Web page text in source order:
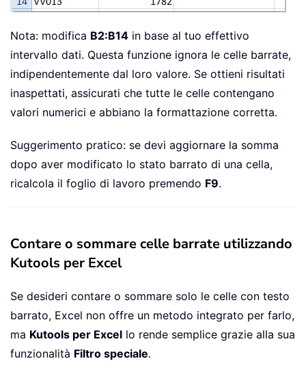
Nota: modifica B2:B14 in base al tuo effettivo
intervallo dati. Questa funzione ignora le celle barrate,
indipendentemente dal loro valore. Se ottieni risultati
inaspettati, assicurati che tutte le celle contengano
valori numerici e abbiano la formattazione corretta.
Suggerimento pratico: se devi aggiornare la somma
dopo aver modificato lo stato barrato di una cella,
ricalcola il foglio di lavoro premendo F9.
Contare o sommare celle barrate utilizzando
Kutools per Excel
Se desideri contare o sommare solo le celle con testo
barrato, Excel non offre un metodo integrato per farlo,
ma Kutools per Excel lo rende semplice grazie alla sua
funzionalità Filtro speciale.